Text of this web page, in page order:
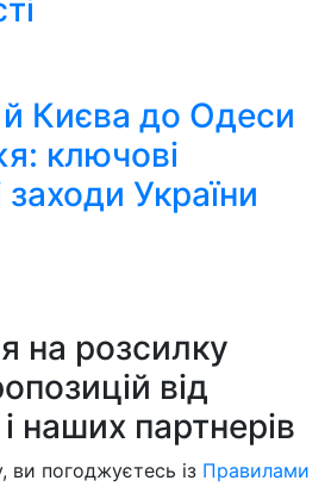
Києва до Одеси
ключові
заходи України
на розсилку
від
наших партнерів
ви погоджуєтесь із Правилами